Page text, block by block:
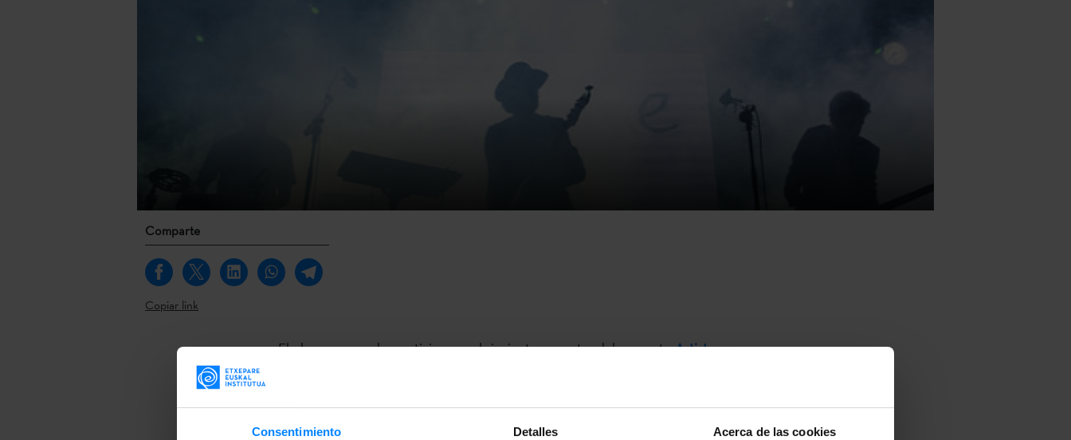
Consentimiento Detalles Acerca de las cookies
Comparte
Copiar link
El plazo para poder participar en el siguiente semestre del proyectoArtistas en